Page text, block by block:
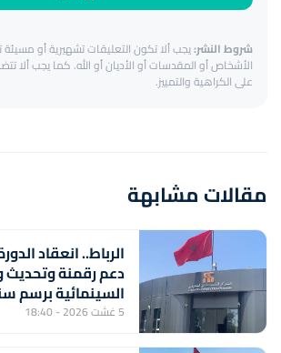
شروط النشر:يجب ألا تكون التعليقات تشهيرية أو مسيئة
الأشخاص أو المقدسات أو الأديان أو الله. كما يجب ألا
على الكراهية والتمييز.
مقالات مشابهة
الرباط.. انعقاد
دعم رقمنة وتحديث
السينمائية برسم سنة
5 غشت 2026 - 18:40